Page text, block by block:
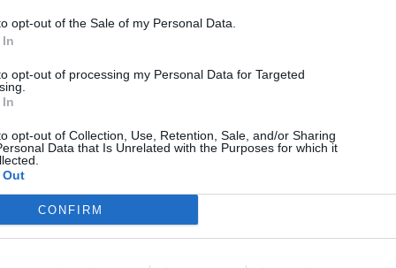
opt-out of the Sale of my Personal Data.
opt-out of processing my Personal Data for Targeted
opt-out of Collection, Use, Retention, Sale, and/or Sharing
Data that Is Unrelated with the Purposes for which it
CONFIRM